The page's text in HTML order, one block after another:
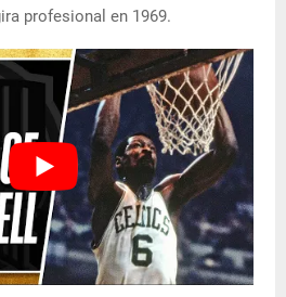
profesional en 1969.